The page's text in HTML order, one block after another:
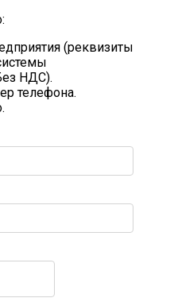
(реквизиты
НДС).
телефона.